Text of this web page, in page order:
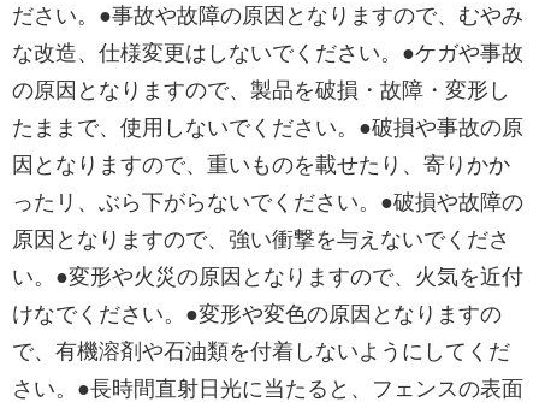
ださい。●事故や故障の原因となりますので、むやみ
な改造、仕様変更はしないでください。●ケガや事故
の原因となりますので、製品を破損・故障・変形し
たままで、使用しないでください。●破損や事故の原
因となりますので、重いものを載せたり、寄りかか
ったリ、ぶら下がらないでください。●破損や故障の
原因となりますので、強い衝撃を与えないでくださ
い。●変形や火災の原因となりますので、火気を近付
けなでください。●変形や変色の原因となりますの
で、有機溶剤や石油類を付着しないようにしてくだ
さい。●長時間直射日光に当たると、フェンスの表面